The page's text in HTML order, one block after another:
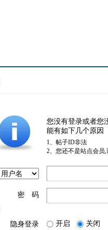
您没有登录或者您
能有如下几个原因
1、帖子ID非法
2、您还不是站点会员
密 码
隐身登录 开启 关闭